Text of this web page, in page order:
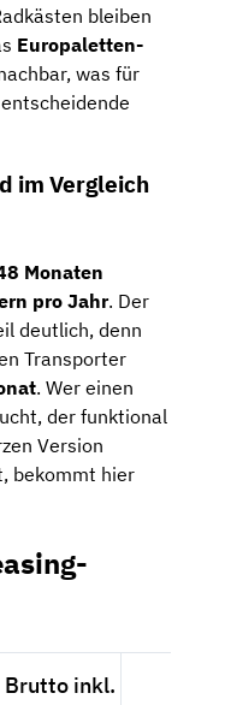
bleiben
Europaletten-
was für
im Vergleich
Monaten
pro Jahr. Der
deutlich, denn
Transporter
. Wer einen
der funktional
Version
bekommt hier
Brutto inkl.